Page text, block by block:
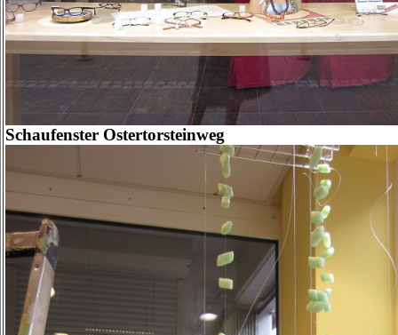
Schaufenster Ostertorsteinweg